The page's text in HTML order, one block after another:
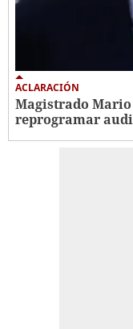
ACLARACIÓN
Magistrado
reprogramar